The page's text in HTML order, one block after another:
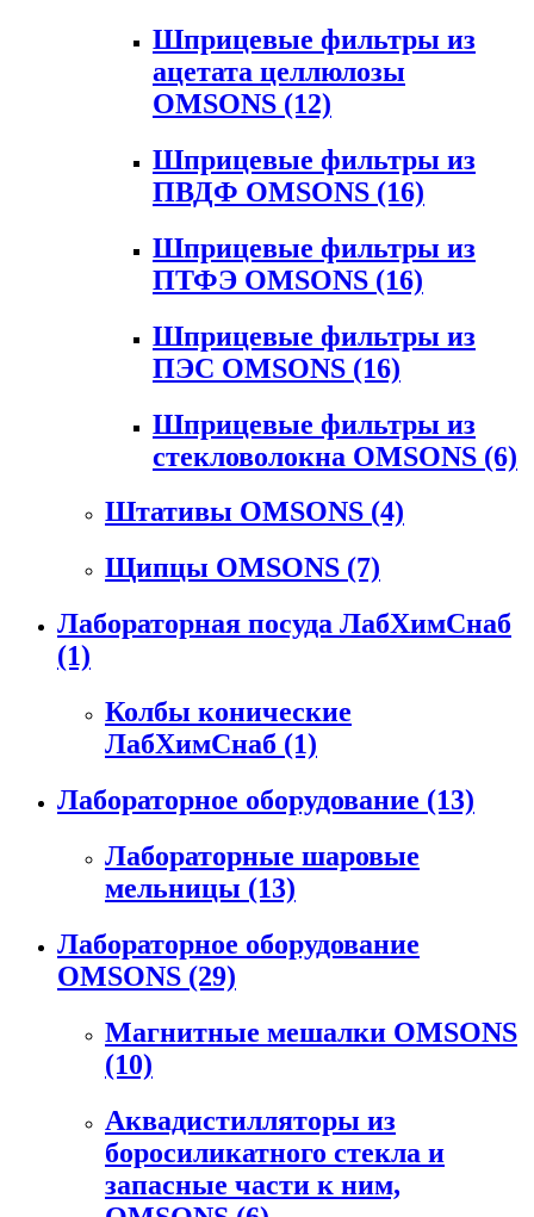
Шприцевые фильтры из
ацетата целлюлозы
OMSONS (12)
Шприцевые фильтры из
ПВДФ OMSONS (16)
Шприцевые фильтры из
ПТФЭ OMSONS (16)
Шприцевые фильтры из
ПЭС OMSONS (16)
Шприцевые фильтры из
стекловолокна OMSONS (6)
Штативы OMSONS (4)
Щипцы OMSONS (7)
Лабораторная посуда ЛабХимСнаб
(1)
Колбы конические
ЛабХимСнаб (1)
Лабораторное оборудование (13)
Лабораторные шаровые
мельницы (13)
Лабораторное оборудование
OMSONS (29)
Магнитные мешалки OMSONS
(10)
Аквадистилляторы из
боросиликатного стекла и
запасные части к ним,